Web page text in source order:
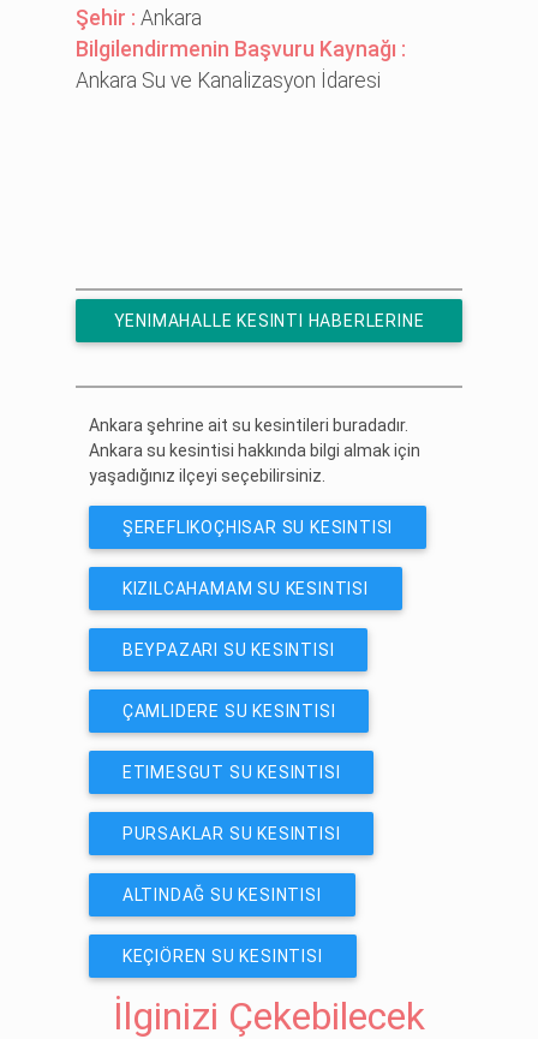
Şehir :Ankara
Bilgilendirmenin Başvuru Kaynağı :
Ankara Su ve Kanalizasyon İdaresi
YENIMAHALLE KESINTI HABERLERINE
Ankara şehrine ait su kesintileri buradadır.
Ankara su kesintisi hakkında bilgi almak için
yaşadığınız ilçeyi seçebilirsiniz.
ŞEREFLIKOÇHISAR SU KESINTISI
KIZILCAHAMAM SU KESINTISI
BEYPAZARI SU KESINTISI
ÇAMLIDERE SU KESINTISI
ETIMESGUT SU KESINTISI
PURSAKLAR SU KESINTISI
ALTINDAĞ SU KESINTISI
KEÇIÖREN SU KESINTISI
İlginizi Çekebilecek